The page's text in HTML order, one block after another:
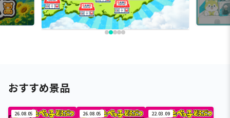
おすすめ景品
26.08.05 26.08.05 22.03.09